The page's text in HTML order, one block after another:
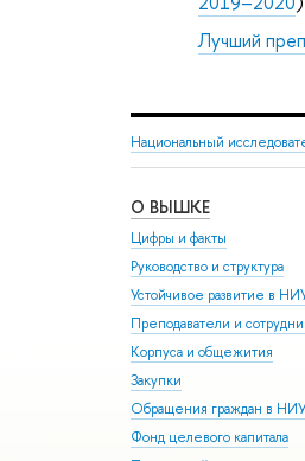
Лучший
Национальный
О ВЫШКЕ
Цифры и факты
Руководство и структура
Устойчивое развитие в
Преподаватели и
Корпуса и общежития
Закупки
Обращения граждан в
Фонд целевого капитала